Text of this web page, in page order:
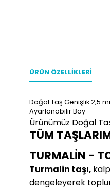
ÜRÜN ÖZELLIKLERI
Doğal Taş Genişlik 2,5
Ayarlanabilir Boy
Ürünümüz Doğal
TÜM
TURMALİN -
Turmalin taşı,
dengeleyerek